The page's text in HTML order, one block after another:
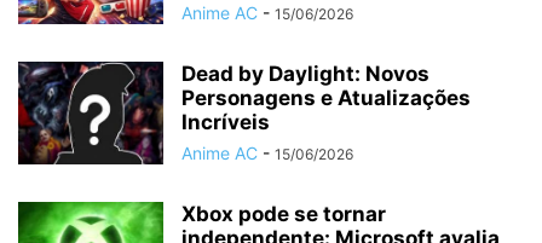
Anime AC - 15/06/2026
Dead by Daylight: Novos
Personagens e Atualizações
Incríveis
Anime AC - 15/06/2026
Xbox pode se tornar
independente: Microsoft avalia